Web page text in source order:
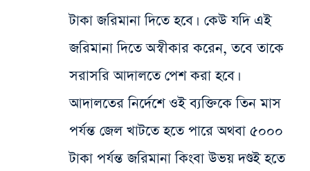
টাকা জরিমানা দিতে হবে। কেউ যদি এই
জরিমানা দিতে অস্বীকার করেন, তবে তাকে
সরাসরি আদালতে পেশ করা হবে।
আদালতের নির্দেশে ওই ব্যক্তিকে তিন মাস
পর্যন্ত জেল খাটতে হতে পারে অথবা ৫০০০
টাকা পর্যন্ত জরিমানা কিংবা উভয় দণ্ডই হতে